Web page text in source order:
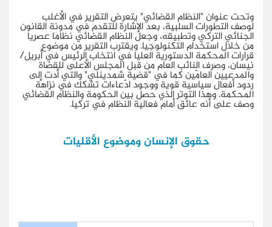
وتحت عنوان "النظام القضائي" يتعرض التقرير في الأغلب
لوصف التطورات السلبية، بعد الإشارة للتقدم في مدونة القانون
الجنائي التركي وتطبيقه، وجعل النظام القضائي نظاما عصريا
من خلال استخدام التكنولوجيا. ويقترب التقرير من موضوع
قرارات المحكمة الدستورية العليا في انتخاب الرئيس في أبريل/
نيسان، وصرف النائب العام من قبل المجلس الأعلى للقضاة
والمدعيين العامّين كما في "قضية شمدينلي" والتي أدت إلى
ردود أفعال سياسية قوية ووجود ادّعاءات تشكك في نزاهة
المحكمة. وهذا التوتر الذي حصل بين الحكومة والنظام القضائي
وصف على أنه عائق أمام فعالية النظام في تركيا.
حقوق الإنسان وموضوع الأقليات